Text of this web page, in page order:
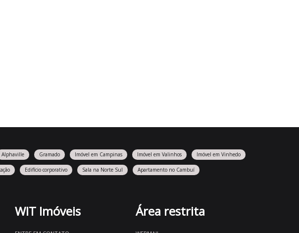
Alphaville Gramado Imóvel em Campinas Imóvel em Valinhos Imóvel em Vinhedo
Edifício corporativo Sala na Norte Sul Apartamento no Cambuí
WIT Imóveis Área restrita